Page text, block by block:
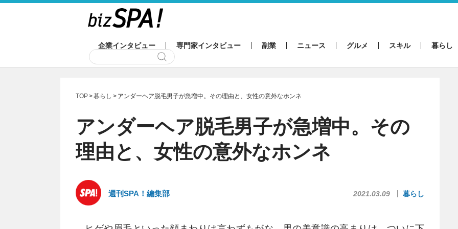
企業インタビュー 専門家インタビュー 副業 ニュース グルメ スキル 暮らし
TOP 暮らし アンダーヘア脱毛男子が急増中。その理由と、女性の意外なホンネ
アンダーヘア脱毛男子が急増中。その
理由と、女性の意外なホンネ
週刊SPA！編集部 2021.03.09 暮らし